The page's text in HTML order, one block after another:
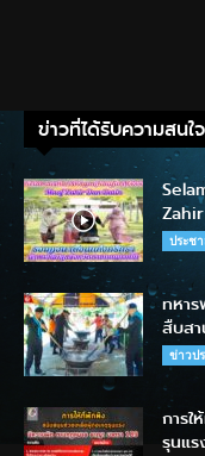
ข่าวที่ได้รับความสนใจ
ประช
ทหา
สืบส
ข่าวป
การ
รุนแ